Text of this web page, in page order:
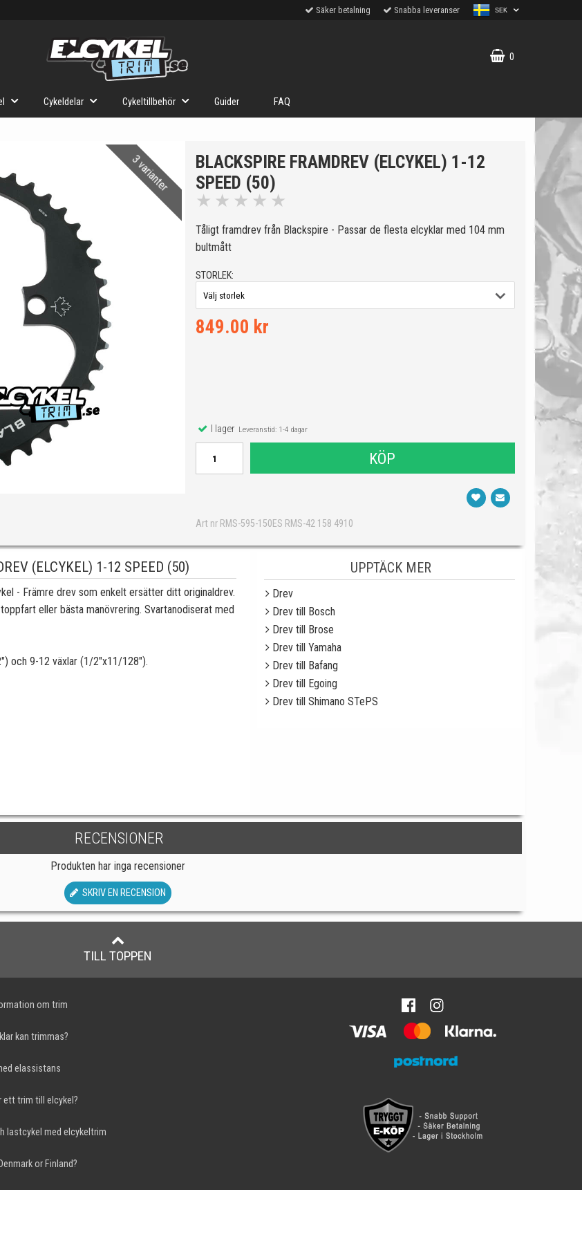
Säker betalning Snabba leveranser SEK
0
Cykeldelar Cykeltillbehör Guider FAQ
3 varianter
BLACKSPIRE FRAMDREV (ELCYKEL) 1-12
SPEED (50)
★ ★ ★ ★ ★
Tåligt framdrev från Blackspire - Passar de flesta elcyklar med 104 mm
bultmått
STORLEK:
849.00 kr
I lagerLeveranstid: 1-4 dagar
KÖP
Art nr RMS-595-150ES RMS-42 158 4910
(ELCYKEL) 1-12 SPEED (50)
- Främre drev som enkelt ersätter ditt originaldrev.
eller bästa manövrering. Svartanodiserat med
och 9-12 växlar (1/2"x11/128").
UPPTÄCK MER
Drev
Drev till Bosch
Drev till Brose
Drev till Yamaha
Drev till Bafang
Drev till Egoing
Drev till Shimano STePS
RECENSIONER
Produkten har inga recensioner
SKRIV EN RECENSION
TILL TOPPEN
om trim
kan trimmas?
elassistans
ett trim till elcykel?
lastcykel med elcykeltrim
or Finland?